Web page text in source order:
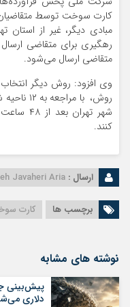
کارت سوخت توسط
مبادی دیگر، غیر از
متقاضی ارسال می‌شود.
وی افزود: روش دیگر
شهر
کنند.
ارسال : Javaheri Aria
برچسب ها کارت
نوشته های مشابه
پیش‌بینی
دلاری